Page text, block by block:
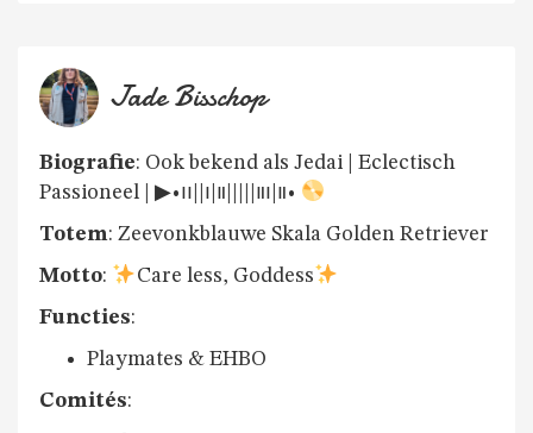
Jade Bisschop
Biografie: Ook bekend als Jedai | Eclectisch
Passioneel | ▶︎•၊၊||၊|။|||||။၊|။•
Totem: Zeevonkblauwe Skala Golden Retriever
Motto:
Care less, Goddess
Functies:
Playmates & EHBO
Comités: